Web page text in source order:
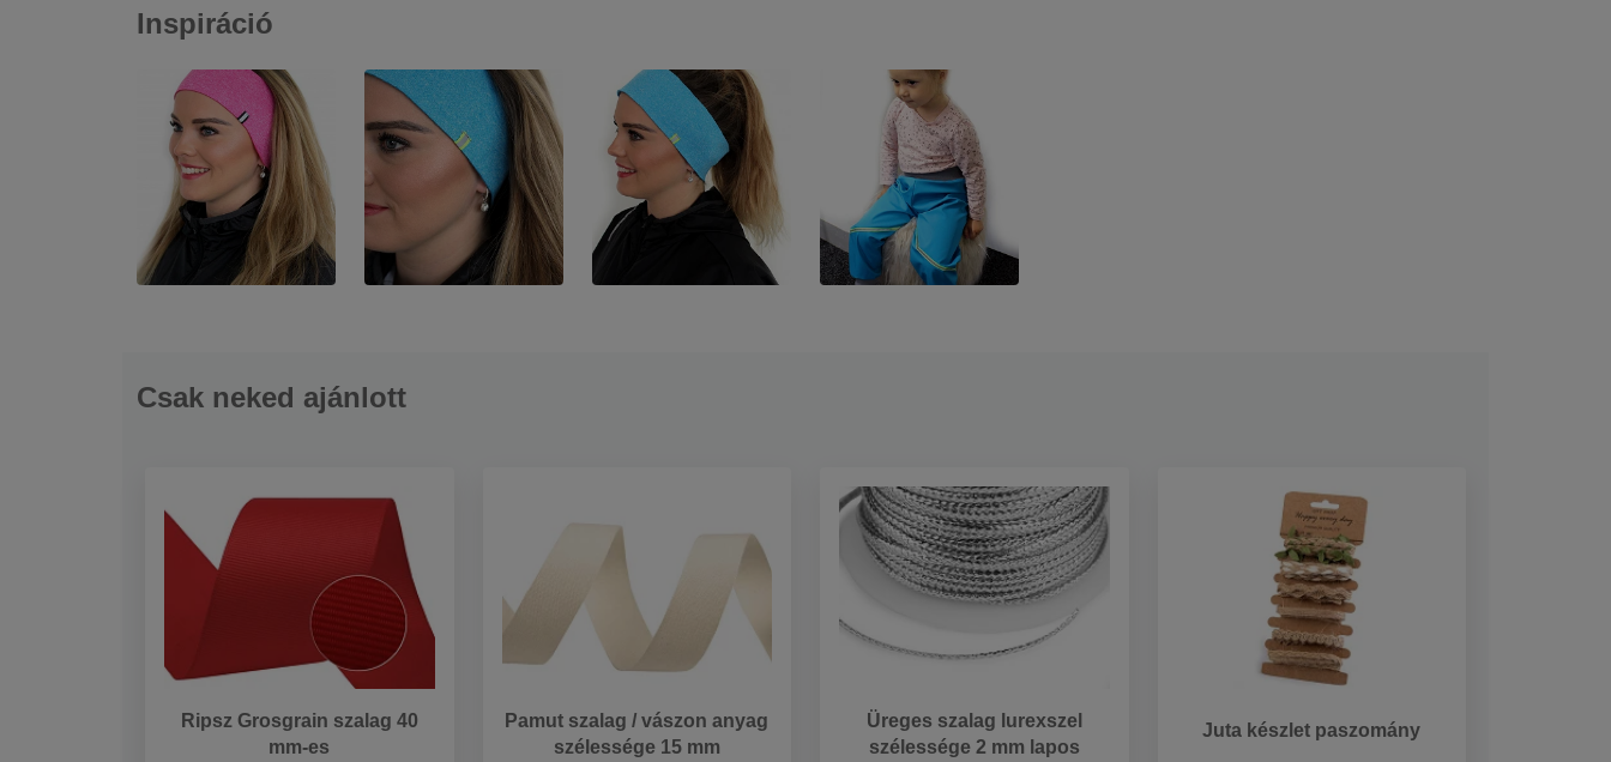
Inspiráció
Csak neked ajánlott
Ripsz Grosgrain szalag 40
mm-es
Pamut szalag / vászon anyag
szélessége 15 mm
Üreges szalag lurexszel
szélessége 2 mm lapos
Juta készlet paszomány